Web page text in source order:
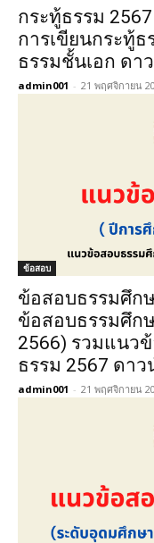
กระทู้ธรรม
การเขียนกระทู้
ธรรมชั้นเอก ดา
admin001 - 21 พฤศจิกายน
ข้อสอบ
ข้อสอบธรรมศึก
ข้อสอบธรรมศึก
2566) รวมแนว
ธรรม 2567 ดา
admin001 - 21 พฤศจิกายน